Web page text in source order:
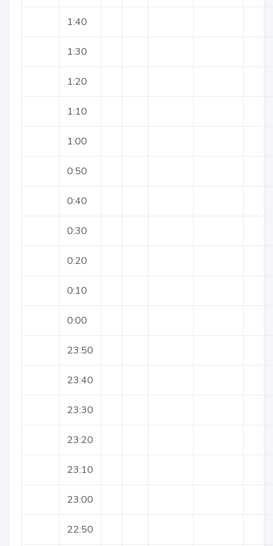
1:40
1:30
1:20
1:10
1:00
0:50
0:40
0:30
0:20
0:10
0:00
23:50
23:40
23:30
23:20
23:10
23:00
22:50